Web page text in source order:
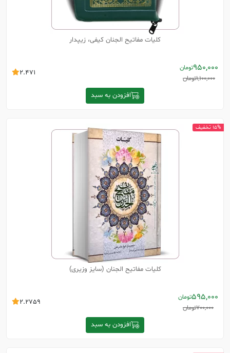
کلیات مفاتیح الجنان کیفی، زیپدار
950,000تومان
1,100,000تومان
2.471
افزودن به سبد
کلیات مفاتیح الجنان (سایز وزیری)
595,000تومان
700,000تومان
2.2759
افزودن به سبد
15% تخفیف